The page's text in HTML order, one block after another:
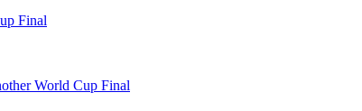
Final
World Cup Final